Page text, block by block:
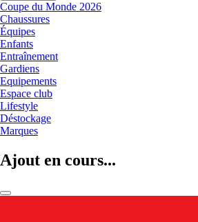
Coupe du Monde 2026
Chaussures
Équipes
Enfants
Entraînement
Gardiens
Equipements
Espace club
Lifestyle
Déstockage
Marques
Ajout en cours...